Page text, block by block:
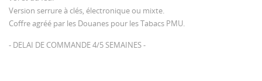
Version serrure à clés, électronique ou mixte.
Coffre agréé par les Douanes pour les Tabacs PMU.
- DELAI DE COMMANDE 4/5 SEMAINES -